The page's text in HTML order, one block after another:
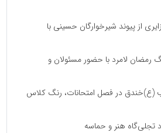
از پیوند شیرخوارگان حسینی با
رمضان لامرد با حضور مسئولان و
(ع)خندق در فصل امتحانات، رنگ کلاس
تجلی‌گاه هنر و حماسه